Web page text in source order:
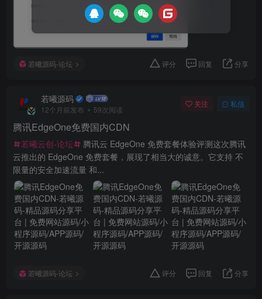
若曦源码-论坛 评分 回复 分享
若曦源码
12个月前发布 59次阅读
关注 私信
腾讯EdgeOne免费国内CDN
若曦云创-论坛
腾讯云 EdgeOne 免费套餐体验评测这次腾讯
云推出的 EdgeOne 免费套餐，展现了相当大的诚意。它支持 不
限量的安全加速流量 和...
若曦源码-论坛 评分 回复 分享